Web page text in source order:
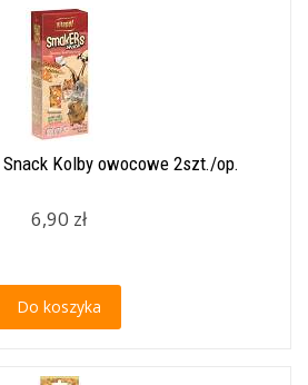
Kolby owocowe 2szt./op.
6,90 zł
Do koszyka